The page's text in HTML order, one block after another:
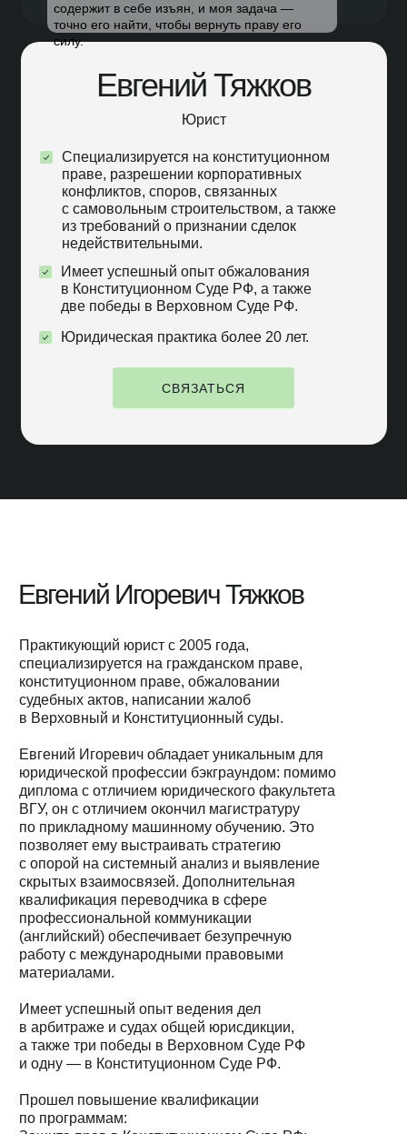
Специализируется на конституционном
праве, разрешении корпоративных
конфликтов, споров, связанных
с самовольным строительством, а также
из требований о признании сделок
недействительными.
Имеет успешный опыт обжалования
в Конституционном Суде РФ, а также
две победы в Верховном Суде РФ.
Юридическая практика более 20 лет.
Юрист
СВЯЗАТЬСЯ
Евгений Тяжков
содержит в себе изъян, и моя задача —
точно его найти, чтобы вернуть праву его
силу.
Евгений Игоревич Тяжков
Практикующий юрист с 2005 года,
специализируется на гражданском праве,
конституционном праве, обжаловании
судебных актов, написании жалоб
в Верховный и Конституционный суды.
Евгений Игоревич обладает уникальным для
юридической профессии бэкграундом: помимо
диплома с отличием юридического факультета
ВГУ, он с отличием окончил магистратуру
по прикладному машинному обучению. Это
позволяет ему выстраивать стратегию
с опорой на системный анализ и выявление
скрытых взаимосвязей. Дополнительная
квалификация переводчика в сфере
профессиональной коммуникации
(английский) обеспечивает безупречную
работу с международными правовыми
материалами.
Имеет успешный опыт ведения дел
в арбитраже и судах общей юрисдикции,
а также три победы в Верховном Суде РФ
и одну — в Конституционном Суде РФ.
Прошел повышение квалификации
по программам: